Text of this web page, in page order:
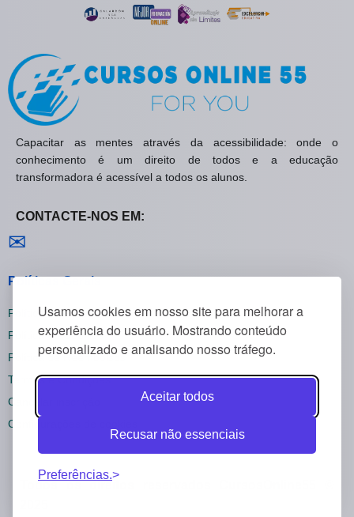
Usamos cookies em nosso site para melhorar a
experiência do usuário. Mostrando conteúdo
personalizado e analisando nosso tráfego.
Aceitar todos
Recusar não essenciais
Preferências.
Capacitar as mentes através da acessibilidade: onde o
conhecimento é um direito de todos e a educação
transformadora é acessível a todos os alunos.
CONTACTE-NOS EM:
✉
Políticas Gerais
Política de Privacidade
Política de Cookies
Política de Reembolsos
Termos e Condições
Cancelar inscrição
Configurações de cookies
Todos os direitos reservados CursosOnline55 ©